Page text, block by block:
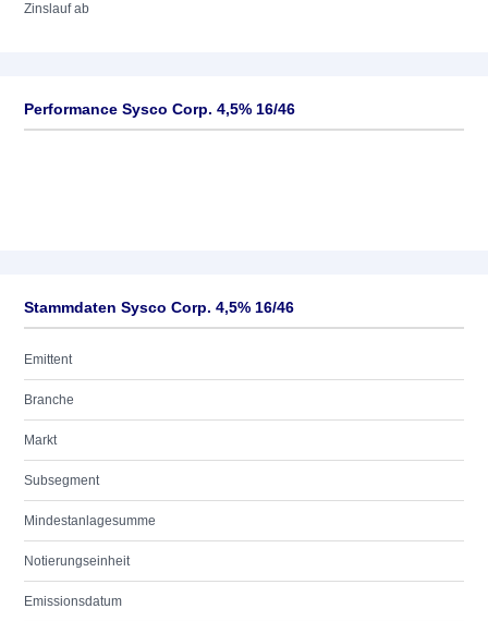
Zinslauf ab
Performance Sysco Corp. 4,5% 16/46
Stammdaten Sysco Corp. 4,5% 16/46
Emittent
Branche
Markt
Subsegment
Mindestanlagesumme
Notierungseinheit
Emissionsdatum